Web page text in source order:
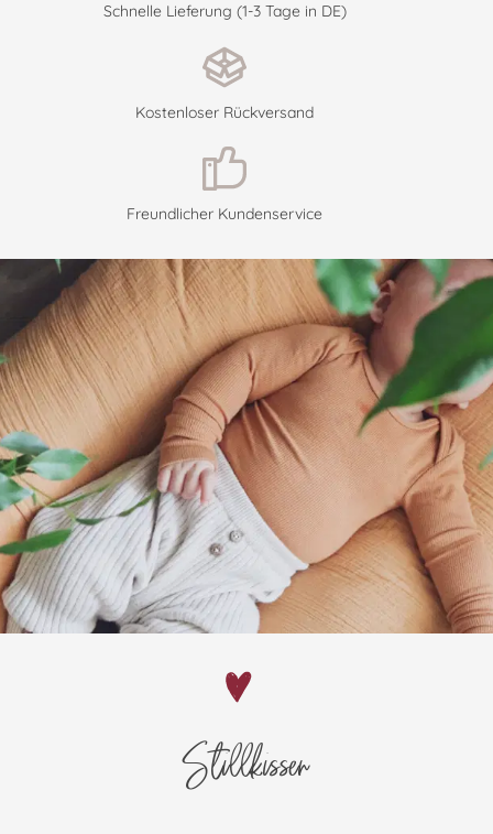
Schnelle Lieferung (1-3 Tage in DE)
Kostenloser Rückversand
Freundlicher Kundenservice
Stillkissen